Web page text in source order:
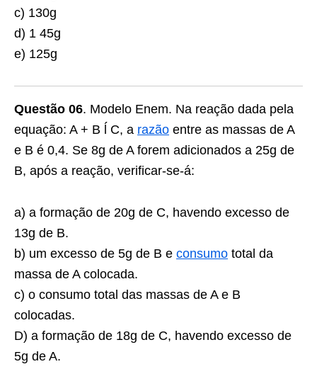
c) 130g
d) 1 45g
e) 125g
Questão 06. Modelo Enem. Na reação dada pela
equação: A + B ĺ C, a razão entre as massas de A
e B é 0,4. Se 8g de A forem adicionados a 25g de
B, após a reação, verificar-se-á:
a) a formação de 20g de C, havendo excesso de
13g de B.
b) um excesso de 5g de B e consumo total da
massa de A colocada.
c) o consumo total das massas de A e B
colocadas.
D) a formação de 18g de C, havendo excesso de
5g de A.